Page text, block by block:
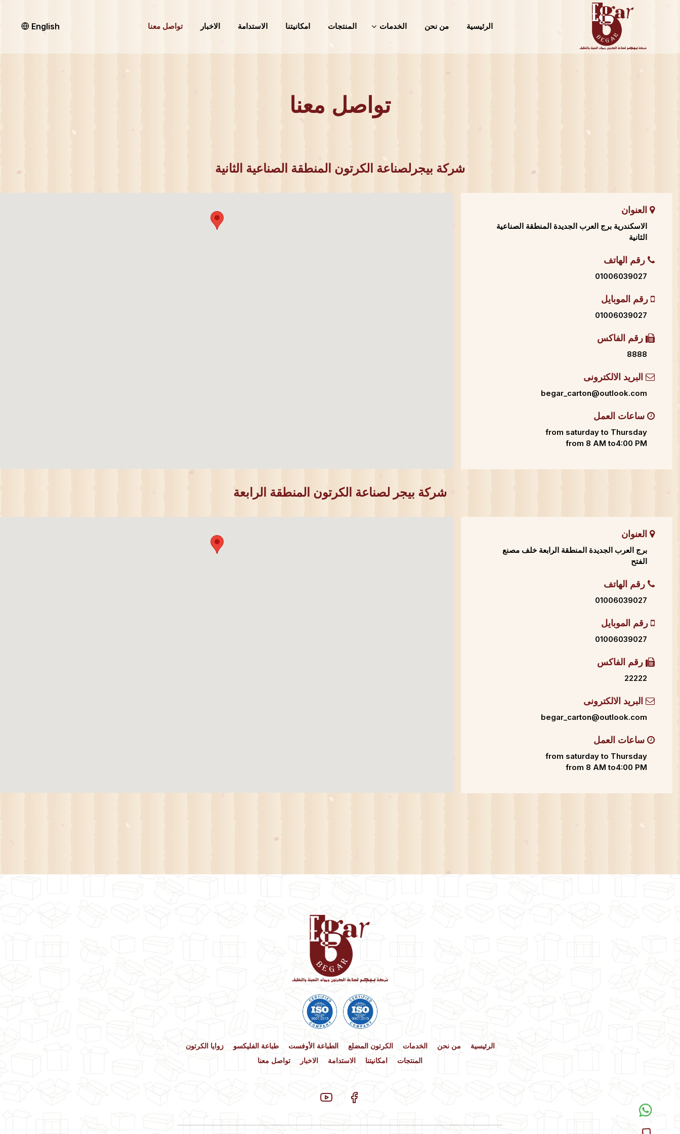
الرئيسية من نحن الخدمات المنتجات امكانيتنا الاستدامة الاخبار تواصل معنا English
تواصل معنا
شركة بيجرلصناعة الكرتون المنطقة الصناعية الثانية
العنوان
الاسكندرية برج العرب الجديدة المنطقة الصناعية
الثانية
رقم الهاتف
01006039027
رقم الموبايل
01006039027
رقم الفاكس
8888
البريد الالكترونى
begar_carton@outlook.com
ساعات العمل
from saturday to Thursday
from 8 AM to4:00 PM
شركة بيجر لصناعة الكرتون المنطقة الرابعة
العنوان
برج العرب الجديدة المنطقة الرابعة خلف مصنع
الفتح
رقم الهاتف
01006039027
رقم الموبايل
01006039027
رقم الفاكس
22222
البريد الالكترونى
begar_carton@outlook.com
ساعات العمل
from saturday to Thursday
from 8 AM to4:00 PM
الرئيسية من نحن الخدمات الكرتون المضلع الطباعة الأوفست طباعة الفليكسو
زوايا الكرتون
المنتجات
امكانيتنا الاستدامة الاخبار تواصل معنا